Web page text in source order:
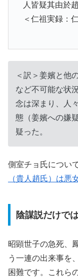
人皆疑其由於
＜仁祖実録：
＜訳＞姜嬪と他
など不可能な状
念は深まり、人
態（姜嬪への嫌
疑った。​
側室チョ氏につい
（貴人趙氏）は悪
陰謀説だけで
昭顕世子の急死、
う一連の出来事を
困難です。これら